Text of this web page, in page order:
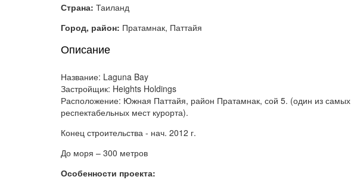
Страна: Таиланд
Город, район: Пратамнак, Паттайя
Описание
Название: Laguna Bay
Застройщик: Heights Holdings
Расположение: Южная Паттайя, район Пратамнак, сой 5. (один из самых
респектабельных мест курорта).
Конец строительства - нач. 2012 г.
До моря – 300 метров
Особенности проекта: